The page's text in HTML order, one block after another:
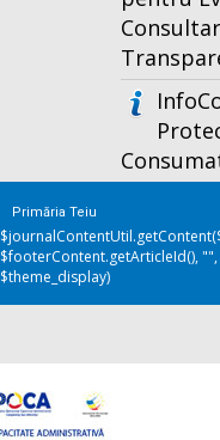
Primăria Teiu
$footerContent.getArticleId(),
$theme_display)